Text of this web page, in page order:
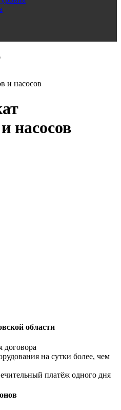
и насосов
насосов
области
договора
на сутки более, чем
платёж одного дня